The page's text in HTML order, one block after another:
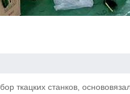
ткацких станков,